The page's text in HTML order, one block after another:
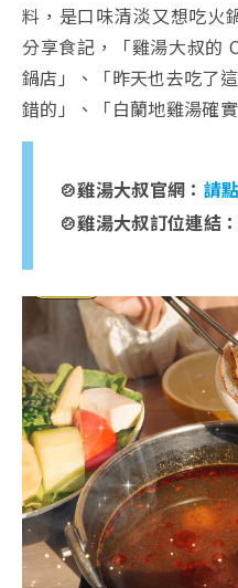
料，是口味清淡又想吃火
分享食記，「雞湯大叔的
鍋店」、「昨天也去吃了
錯的」、「白蘭地雞湯確
🍲雞湯大叔官網： 請
🍲雞湯大叔訂位連結